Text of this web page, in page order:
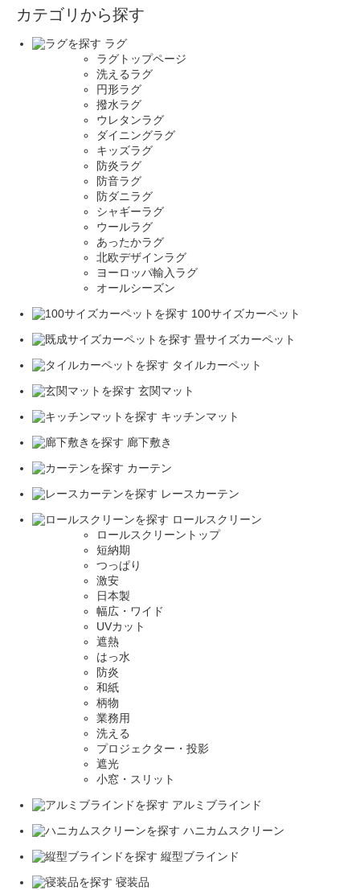
カテゴリから探す
ラグ
ラグトップページ
洗えるラグ
円形ラグ
撥水ラグ
ウレタンラグ
ダイニングラグ
キッズラグ
防炎ラグ
防音ラグ
防ダニラグ
シャギーラグ
ウールラグ
あったかラグ
北欧デザインラグ
ヨーロッパ輸入ラグ
オールシーズン
100サイズカーペット
畳サイズカーペット
タイルカーペット
玄関マット
キッチンマット
廊下敷き
カーテン
レースカーテン
ロールスクリーン
ロールスクリーントップ
短納期
つっぱり
激安
日本製
幅広・ワイド
UVカット
遮熱
はっ水
防炎
和紙
柄物
業務用
洗える
プロジェクター・投影
遮光
小窓・スリット
アルミブラインド
ハニカムスクリーン
縦型ブラインド
寝装品